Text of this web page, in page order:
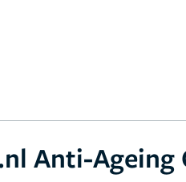
Anti-Ageing